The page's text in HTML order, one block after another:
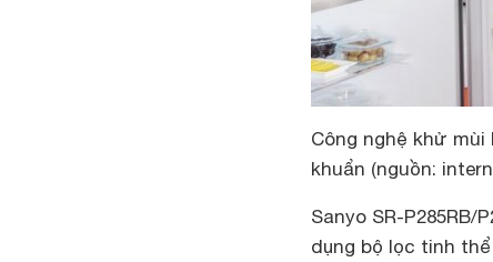
Công nghệ khử
khuẩn (nguồn:
Sanyo SR-P285RB/
dụng bộ lọc tinh